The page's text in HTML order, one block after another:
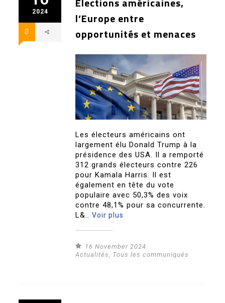
2024
0
l’Europe entre
opportunités et menaces
Les électeurs américains ont
largement élu Donald Trump à la
présidence des USA. Il a remporté
312 grands électeurs contre 226
pour Kamala Harris. Il est
également en tête du vote
populaire avec 50,3% des voix
contre 48,1% pour sa concurrente.
L&..Voir plus
16 November 2024
Actualités, Tous les communiqués